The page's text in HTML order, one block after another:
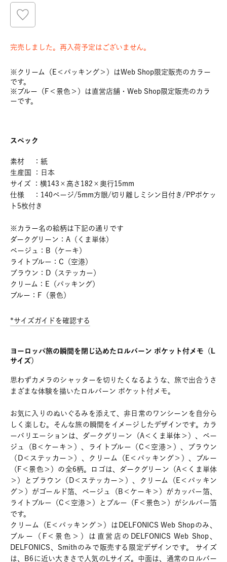
完売しました。再入荷予定はございません。
※クリーム（E＜パッキング＞）はWeb Shop限定販売のカラー
です。
※ブルー（F＜景色＞）は直営店舗・Web Shop限定販売のカラ
ーです。
スペック
素材 ：紙
生産国 ：日本
サイズ ：横143×高さ182×奥行15mm
仕様 ：140ページ/5mm方眼/切り離しミシン目付き/PPポケッ
ト5枚付き
※カラー名の絵柄は下記の通りです
ダークグリーン：A（くま単体）
ベージュ：B（ケーキ）
ライトブルー：C（空港）
ブラウン：D（ステッカー）
クリーム：E（パッキング）
ブルー：F（景色）
*サイズガイドを確認する
ヨーロッパ旅の瞬間を閉じ込めたロルバーン ポケット付メモ（L
サイズ）
思わずカメラのシャッターを切りたくなるような、旅で出合うさ
まざまな体験を描いたロルバーン ポケット付メモ。
お気に入りのぬいぐるみを添えて、非日常のワンシーンを自分ら
しく楽しむ。そんな旅の瞬間をイメージしたデザインです。カラ
ーバリエーションは、ダークグリーン（A＜くま単体＞）、ベー
ジュ（B＜ケーキ＞）、ライトブルー（C＜空港＞）、ブラウン
（D＜ステッカー＞）、クリーム（E＜パッキング＞）、ブルー
（F＜景色＞）の全6柄。ロゴは、ダークグリーン（A＜くま単体
＞）とブラウン（D＜ステッカー＞）、クリーム（E＜パッキン
グ＞）がゴールド箔、ベージュ（B＜ケーキ＞）がカッパー箔、
ライトブルー（C＜空港＞）とブルー（F＜景色＞）がシルバー箔
です。
クリーム（E＜パッキング＞）はDELFONICS Web Shopのみ、
ブルー（F＜景色＞）は直営店のDELFONICS Web Shop、
DELFONICS、Smithのみで販売する限定デザインです。 サイズ
は、B6に近い大きさで人気のLサイズ。中面は、通常のロルバー